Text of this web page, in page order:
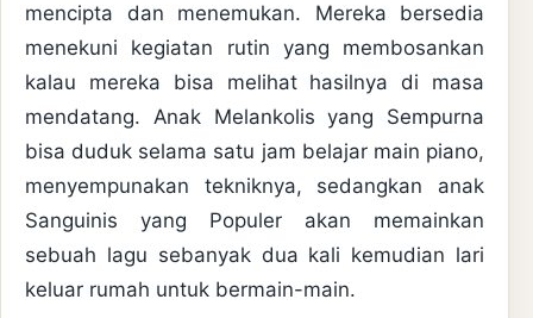
mencipta dan menemukan. Mereka bersedia
menekuni kegiatan rutin yang membosankan
kalau mereka bisa melihat hasilnya di masa
mendatang. Anak Melankolis yang Sempurna
bisa duduk selama satu jam belajar main piano,
menyempunakan tekniknya, sedangkan anak
Sanguinis yang Populer akan memainkan
sebuah lagu sebanyak dua kali kemudian lari
keluar rumah untuk bermain-main.